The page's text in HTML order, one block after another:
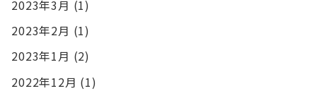
2023年3月 (1)
2023年2月 (1)
2023年1月 (2)
2022年12月 (1)